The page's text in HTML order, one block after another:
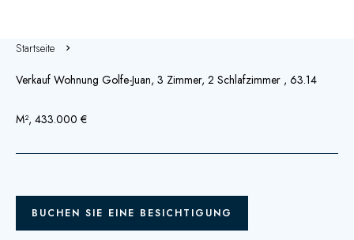
Startseite
Verkauf Wohnung Golfe-Juan, 3 Zimmer, 2 Schlafzimmer , 63.14
M², 433.000 €
BUCHEN SIE EINE BESICHTIGUNG